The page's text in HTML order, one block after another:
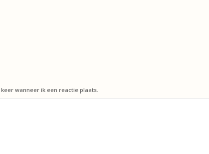
wanneer ik een reactie plaats.